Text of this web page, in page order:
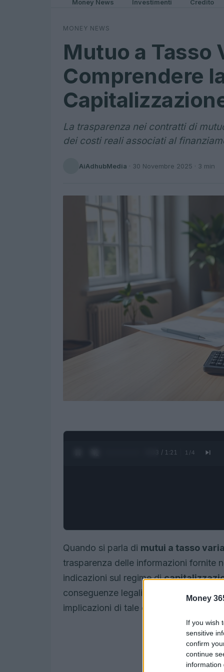
Money
If you wish
sensitive
confirm
continue
information
Money News Investimenti Credito
MONEY NEWS
Mutuo a Tasso
Comprendere
La trasparenza nei contratti di
dei costi reali associati al
AiAdhubMedia · 30 Novembre 2025 · 3 min
0:05 / 1:21 1 /4
Quando si parla di mutui a tasso
trasparenza delle informazioni fornite
indicazioni sul regime di
conseguenze legali e economiche per
implicazioni di tale omissione,